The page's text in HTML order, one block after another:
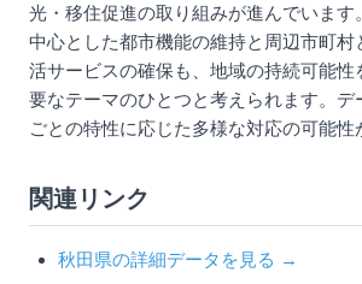
光・移住促進の取り組みが進んでいます
中心とした都市機能の維持と周辺市町村
活サービスの確保も、地域の持続可能性
要なテーマのひとつと考えられます。デ
ごとの特性に応じた多様な対応の可能性
関連リンク
秋田県の詳細データを見る →